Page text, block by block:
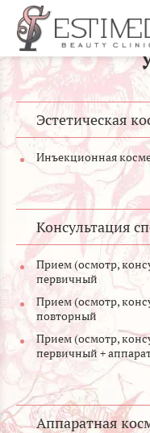
Эстетическая
Инъекционная
Консультация
Прием (осмотр,
первичный
Прием (осмотр,
повторный
Прием (осмотр,
первичный +
Аппаратная